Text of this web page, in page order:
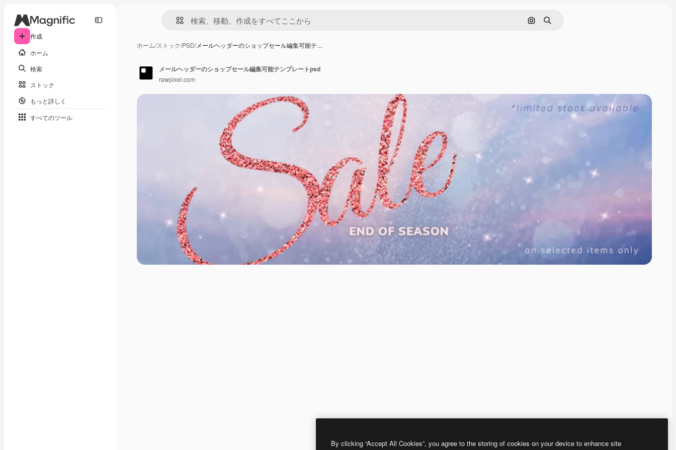
作成
ホーム
検索
ストック
もっと詳しく
すべてのツール
画像で検索
検索
ホーム/ストック/PSD/メールヘッダーのショップセール編集可能テ…
メールヘッダーのショップセール編集可能テンプレートpsd
rawpixel.com
By clicking “Accept All Cookies”, you agree to the storing of cookies on your device to enhance site